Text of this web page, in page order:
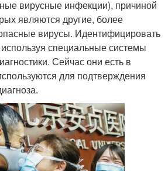
вирусные инфекции), причиной
являются другие, более
вирусы. Идентифицировать
специальные системы
Сейчас они есть в
для подтверждения